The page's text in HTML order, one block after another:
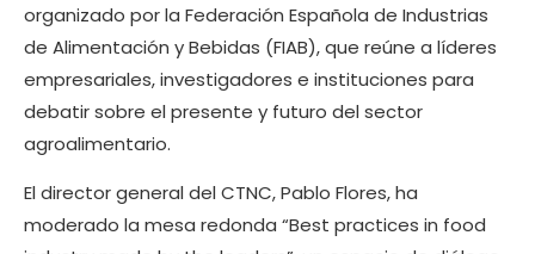
organizado por la Federación Española de Industrias
de Alimentación y Bebidas (FIAB), que reúne a líderes
empresariales, investigadores e instituciones para
debatir sobre el presente y futuro del sector
agroalimentario.
El director general del CTNC, Pablo Flores, ha
moderado la mesa redonda “Best practices in food